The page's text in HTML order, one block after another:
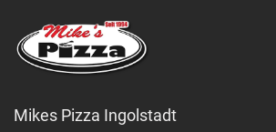
Mikes Pizza Ingolstadt